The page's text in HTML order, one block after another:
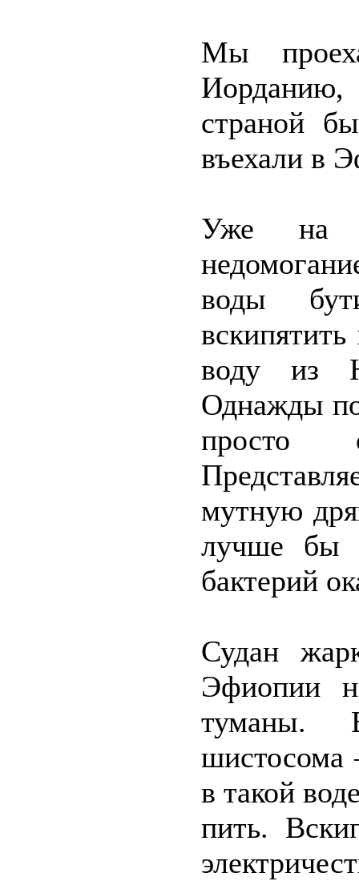
Мы
Иорданию,
страной
въехали в
Уже на
воды
воду из
Однажды
просто
мутную
лучше бы
бактерий
Судан
Эфиопии
туманы.
шистосома
в такой
пить.